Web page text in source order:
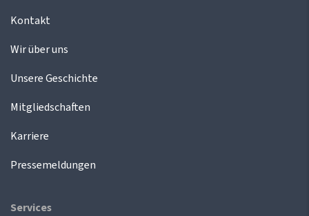
Kontakt
Wir über uns
Unsere Geschichte
Mitgliedschaften
Karriere
Pressemeldungen
Services